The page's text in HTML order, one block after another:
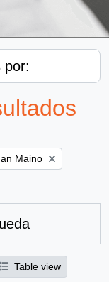
por:
Maino
Table view